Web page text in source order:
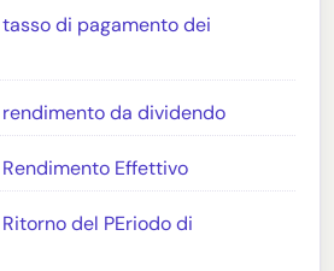
di pagamento dei
da dividendo
Effettivo
del PEriodo di